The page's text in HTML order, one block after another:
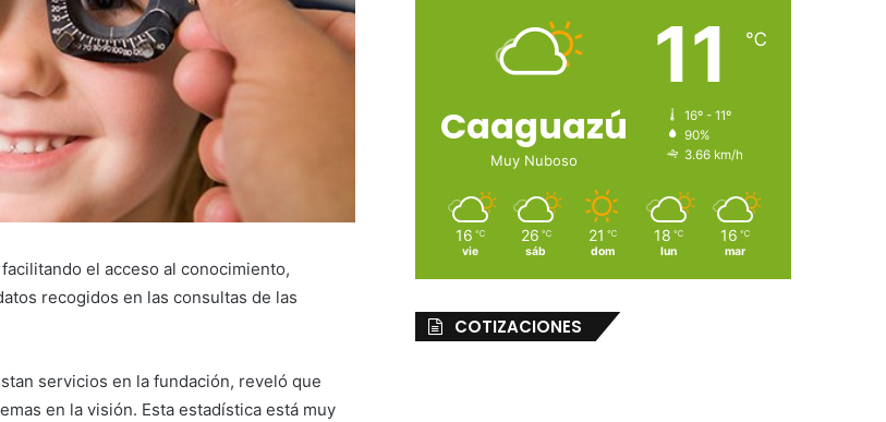
el acceso al conocimiento,
recogidos en las consultas de las
servicios en la fundación, reveló que
en la visión. Esta estadística está muy
Caaguazú
Muy Nuboso
11 ℃
16º - 11º
90%
3.66 km/h
16 ℃
vie
26 ℃
sáb
21 ℃
dom
18 ℃
lun
16 ℃
mar
COTIZACIONES